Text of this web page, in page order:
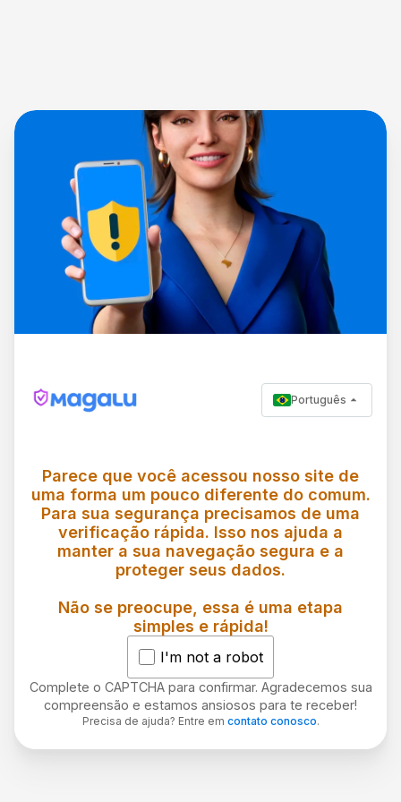
Português
Parece que você acessou nosso site de
uma forma um pouco diferente do comum.
Para sua segurança precisamos de uma
verificação rápida. Isso nos ajuda a
manter a sua navegação segura e a
proteger seus dados.
Não se preocupe, essa é uma etapa
simples e rápida!
I'm not a robot
Complete o CAPTCHA para confirmar. Agradecemos sua
compreensão e estamos ansiosos para te receber!
Precisa de ajuda? Entre em contato conosco.